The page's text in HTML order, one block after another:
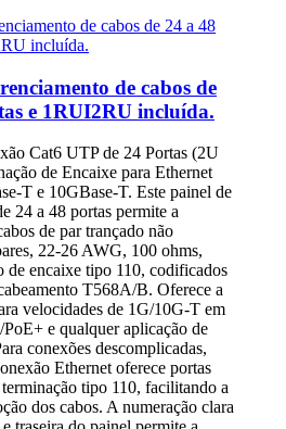
de cabos de
e 1RUI2RU incluída.
Cat6 UTP de 24 Portas (2U
de Encaixe para Ethernet
T e 10GBase-T. Este painel de
24 a 48 portas permite a
de par trançado não
22-26 AWG, 100 ohms,
de encaixe tipo 110, codificados
T568A/B. Oferece a
velocidades de 1G/10G-T em
e qualquer aplicação de
conexões descomplicadas,
Ethernet oferece portas
tipo 110, facilitando a
dos cabos. A numeração clara